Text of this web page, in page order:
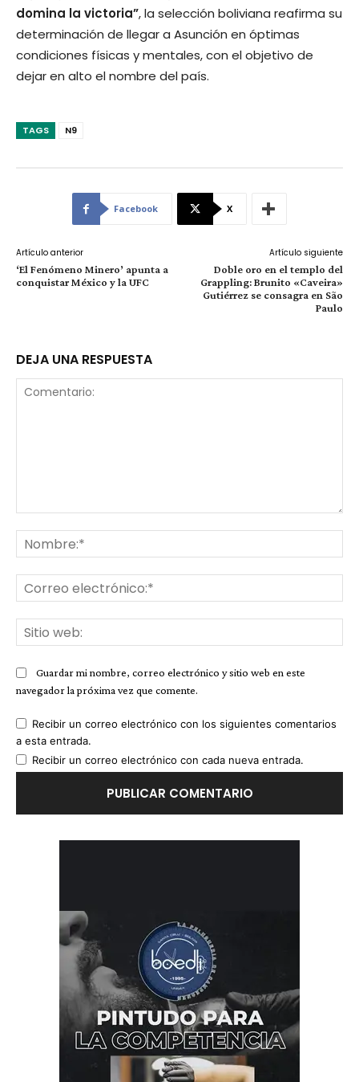
domina la victoria”, la selección boliviana reafirma su
determinación de llegar a Asunción en óptimas
condiciones físicas y mentales, con el objetivo de
dejar en alto el nombre del país.
TAGS N9
Facebook X
Artículo anterior
‘El Fenómeno Minero’ apunta a
conquistar México y la UFC
Artículo siguiente
Doble oro en el templo del
Grappling: Brunito «Caveira»
Gutiérrez se consagra en São
Paulo
DEJA UNA RESPUESTA
Guardar mi nombre, correo electrónico y sitio web en este
navegador la próxima vez que comente.
Recibir un correo electrónico con los siguientes comentarios
a esta entrada.
Recibir un correo electrónico con cada nueva entrada.